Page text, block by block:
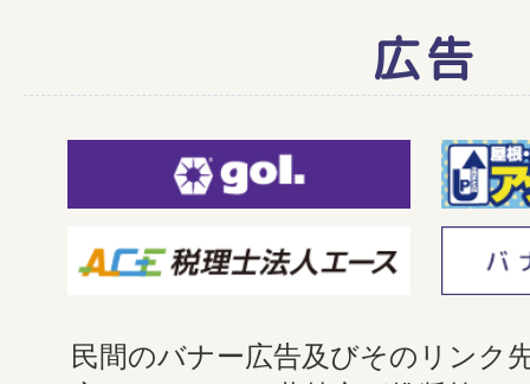
広告
民間のバナー広告及びそのリンク